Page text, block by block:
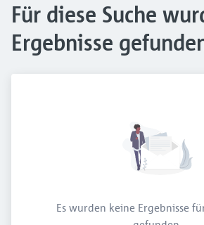
Für diese Suche
Ergebnisse
Es wurden keine Ergebnisse